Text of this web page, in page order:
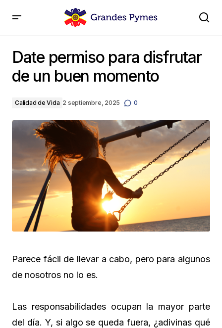
Date permiso para disfrutar
de un buen momento
Calidad de Vida 2 septiembre, 2025 0
Parece fácil de llevar a cabo, pero para algunos
de nosotros no lo es.
Las responsabilidades ocupan la mayor parte
del día. Y, si algo se queda fuera, ¿adivinas qué